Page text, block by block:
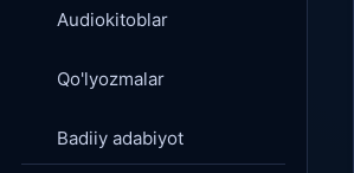
Audiokitoblar
Qo'lyozmalar
Badiiy adabiyot